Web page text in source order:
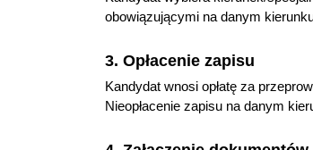
obowiązującymi na danym
3. Opłacenie zapisu
Kandydat wnosi opłatę za
Nieopłacenie zapisu na danym